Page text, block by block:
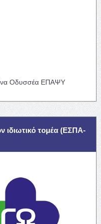
Οδυσσέα ΕΠΑΨΥ
ιδιωτικό τομέα (ΕΣΠΑ-